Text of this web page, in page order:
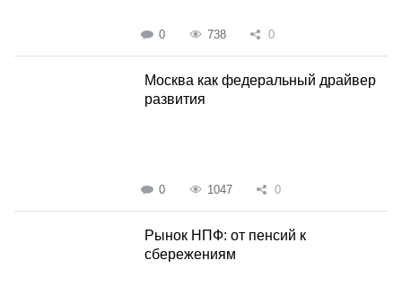
0 738 0
Москва как федеральный драйвер
развития
0 1047 0
Рынок НПФ: от пенсий к
сбережениям